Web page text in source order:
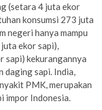
(setara 4 juta ekor
konsumsi 273 juta
negeri hanya mampu
ekor sapi),
sapi) kekurangannya
daging sapi. India,
PMK, merupakan
impor Indonesia.